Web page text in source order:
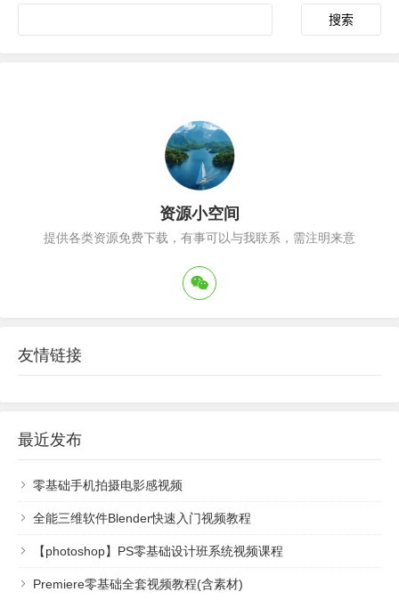
资源小空间
提供各类资源免费下载，有事可以与我联系，需注明来意
友情链接
最近发布
零基础手机拍摄电影感视频
全能三维软件Blender快速入门视频教程
【photoshop】PS零基础设计班系统视频课程
Premiere零基础全套视频教程(含素材)